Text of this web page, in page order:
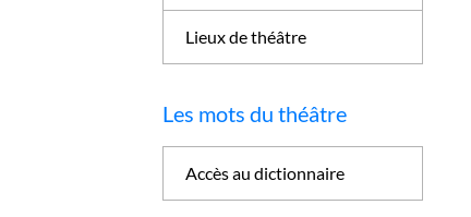
Lieux de théâtre
Les mots du théâtre
Accès au dictionnaire